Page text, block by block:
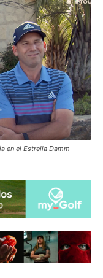
en el Estrella Damm